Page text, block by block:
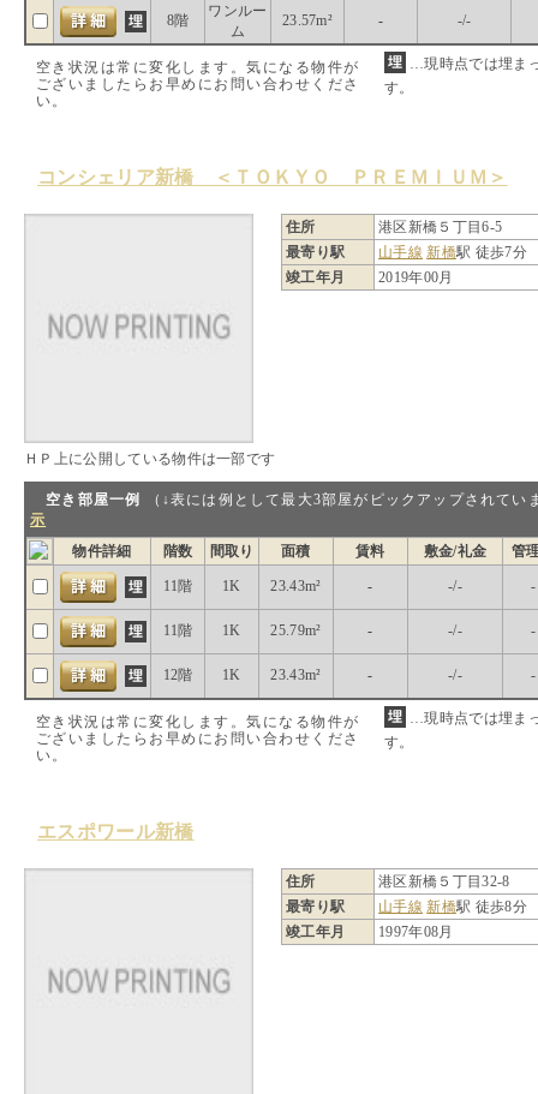
8階
ワンルー
ム
23.57m² - -/-
空き状況は常に変化します。気になる物件が
ございましたらお早めにお問い合わせくださ
い。
…現時点では埋ま
す。
コンシェリア新橋 ＜ＴＯＫＹＯ ＰＲＥＭＩＵＭ＞
住所
港区新橋５丁目6-5
最寄り駅
山手線 新橋駅 徒歩7分
竣工年月
2019年00月
ＨＰ上に公開している物件は一部です
空き部屋一例
（↓表には例として最大3部屋がピックアップされ
示
物件詳細
階数 間取り 面積 賃料 敷金/礼金 管
11階 1K 23.43m² - -/- -
11階 1K 25.79m² - -/- -
12階 1K 23.43m² - -/- -
空き状況は常に変化します。気になる物件が
ございましたらお早めにお問い合わせくださ
い。
…現時点では埋ま
す。
エスポワール新橋
住所
港区新橋５丁目32-8
最寄り駅
山手線 新橋駅 徒歩8分
竣工年月
1997年08月